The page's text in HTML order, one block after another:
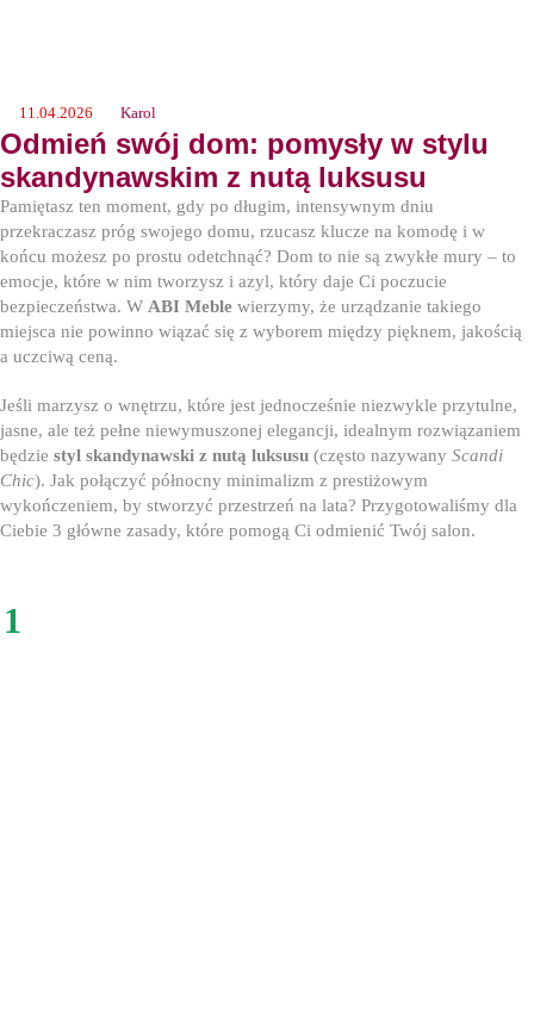
11.04.2026 Karol
Odmień swój dom: pomysły w stylu
skandynawskim z nutą luksusu
Pamiętasz ten moment, gdy po długim, intensywnym dniu
przekraczasz próg swojego domu, rzucasz klucze na komodę i w
końcu możesz po prostu odetchnąć? Dom to nie są zwykłe mury – to
emocje, które w nim tworzysz i azyl, który daje Ci poczucie
bezpieczeństwa. W ABI Meble wierzymy, że urządzanie takiego
miejsca nie powinno wiązać się z wyborem między pięknem, jakością
a uczciwą ceną.
Jeśli marzysz o wnętrzu, które jest jednocześnie niezwykle przytulne,
jasne, ale też pełne niewymuszonej elegancji, idealnym rozwiązaniem
będzie styl skandynawski z nutą luksusu (często nazywany Scandi
Chic). Jak połączyć północny minimalizm z prestiżowym
wykończeniem, by stworzyć przestrzeń na lata? Przygotowaliśmy dla
Ciebie 3 główne zasady, które pomogą Ci odmienić Twój salon.
1